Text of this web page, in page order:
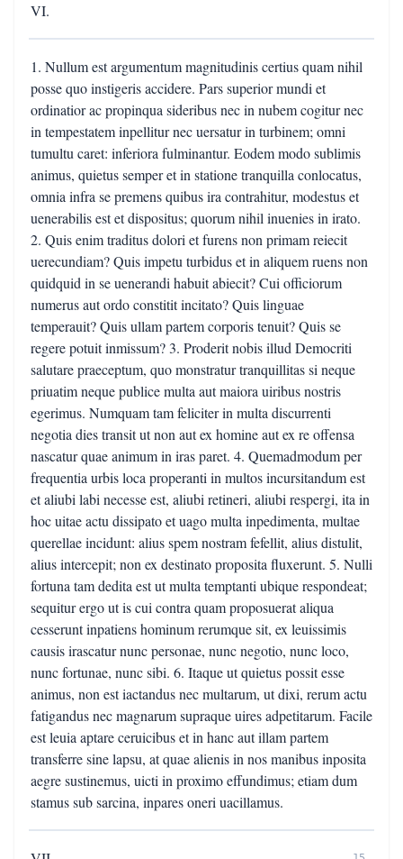
VI.
1. Nullum est argumentum magnitudinis certius quam nihil
posse quo instigeris accidere. Pars superior mundi et
ordinatior ac propinqua sideribus nec in nubem cogitur nec
in tempestatem inpellitur nec uersatur in turbinem; omni
tumultu caret: inferiora fulminantur. Eodem modo sublimis
animus, quietus semper et in statione tranquilla conlocatus,
omnia infra se premens quibus ira contrahitur, modestus et
uenerabilis est et dispositus; quorum nihil inuenies in irato.
2. Quis enim traditus dolori et furens non primam reiecit
uerecundiam? Quis impetu turbidus et in aliquem ruens non
quidquid in se uenerandi habuit abiecit? Cui officiorum
numerus aut ordo constitit incitato? Quis linguae
temperauit? Quis ullam partem corporis tenuit? Quis se
regere potuit inmissum? 3. Proderit nobis illud Democriti
salutare praeceptum, quo monstratur tranquillitas si neque
priuatim neque publice multa aut maiora uiribus nostris
egerimus. Numquam tam feliciter in multa discurrenti
negotia dies transit ut non aut ex homine aut ex re offensa
nascatur quae animum in iras paret. 4. Quemadmodum per
frequentia urbis loca properanti in multos incursitandum est
et aliubi labi necesse est, aliubi retineri, aliubi respergi, ita in
hoc uitae actu dissipato et uago multa inpedimenta, multae
querellae incidunt: alius spem nostram fefellit, alius distulit,
alius intercepit; non ex destinato proposita fluxerunt. 5. Nulli
fortuna tam dedita est ut multa temptanti ubique respondeat;
sequitur ergo ut is cui contra quam proposuerat aliqua
cesserunt inpatiens hominum rerumque sit, ex leuissimis
causis irascatur nunc personae, nunc negotio, nunc loco,
nunc fortunae, nunc sibi. 6. Itaque ut quietus possit esse
animus, non est iactandus nec multarum, ut dixi, rerum actu
fatigandus nec magnarum supraque uires adpetitarum. Facile
est leuia aptare ceruicibus et in hanc aut illam partem
transferre sine lapsu, at quae alienis in nos manibus inposita
aegre sustinemus, uicti in proximo effundimus; etiam dum
stamus sub sarcina, inpares oneri uacillamus.